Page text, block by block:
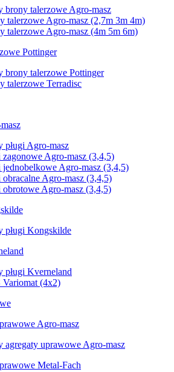
brony talerzowe Agro-masz
talerzowe Agro-masz (2,7m 3m 4m)
talerzowe Agro-masz (4m 5m 6m)
Pottinger
brony talerzowe Pottinger
talerzowe Terradisc
pługi Agro-masz
zagonowe Agro-masz (3,4,5)
jednobelkowe Agro-masz (3,4,5)
obracalne Agro-masz (3,4,5)
obrotowe Agro-masz (3,4,5)
pługi Kongskilde
pługi Kverneland
Variomat (4x2)
Agro-masz
agregaty uprawowe Agro-masz
Metal-Fach